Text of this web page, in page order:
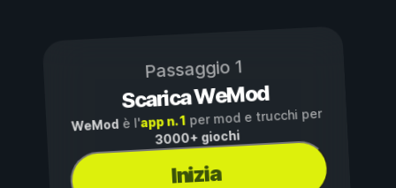
Passaggio 1
Scarica WeMod
WeMod è l'app n. 1per mod e trucchi per
3000+ giochi
Inizia